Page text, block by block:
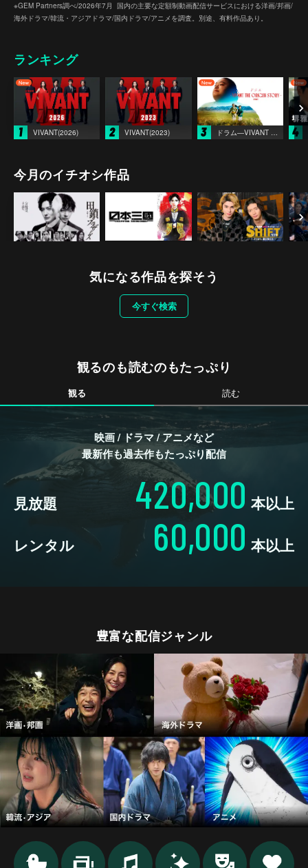
※GEM Partners調べ/2026年7⽉ 国内の主要な定額制動画配信サービスにおける洋画/邦画/
海外ドラマ/韓流・アジアドラマ/国内ドラマ/アニメを調査。別途、有料作品あり。
ランキング
1 VIVANT(2026) 2 VIVANT(2023) 3 ドラム―VIVANT THE ORIGIN STORY― 4
今月のイチオシ作品
気になる作品を探そう
今すぐ検索
観るのも読むのもたっぷり
観る 読む
映画 / ドラマ / アニメなど
最新作も過去作もたっぷり配信
見放題 420,000 本以上
レンタル 60,000 本以上
豊富な配信ジャンル